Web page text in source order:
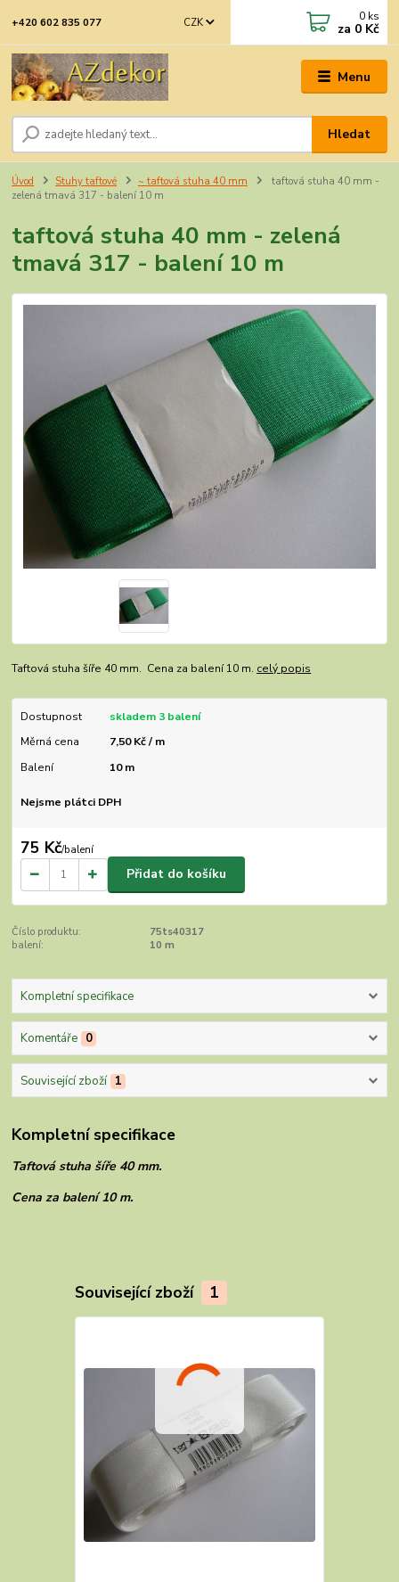
Menu
CZK
Hledat
+420 602 835 077 0 ks
za 0 Kč
Úvod Stuhy taftové ~ taftová stuha 40 mm
taftová stuha 40 mm -
zelená tmavá 317 - balení 10 m
taftová stuha 40 mm - zelená
tmavá 317 - balení 10 m
Taftová stuha šíře 40 mm. Cena za balení 10 m. celý popis
Dostupnost
skladem 3 balení
Měrná cena
7,50 Kč / m
Balení
10 m
Nejsme plátci DPH
75 Kč/balení
Přidat do košíku
Číslo produktu:
75ts40317
balení:
10 m
Kompletní specifikace
Komentáře 0
Související zboží 1
Kompletní specifikace
Taftová stuha šíře 40 mm.
Cena za balení 10 m.
Související zboží 1